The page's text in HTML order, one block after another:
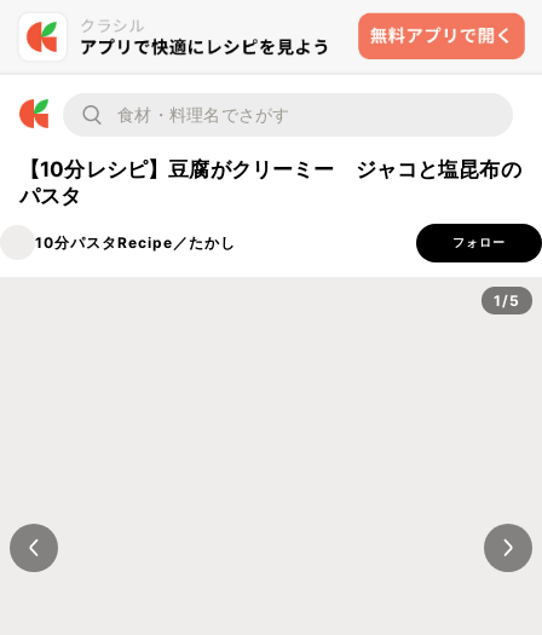
【10分レシピ】豆腐がクリーミー ジャコと塩昆布の
パスタ
10分パスタRecipe／たかし フォロー
1/5